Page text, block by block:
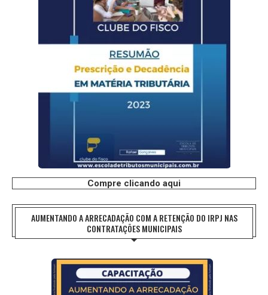
Compre clicando aqui
AUMENTANDO A ARRECADAÇÃO COM A RETENÇÃO DO IRPJ NAS
CONTRATAÇÕES MUNICIPAIS